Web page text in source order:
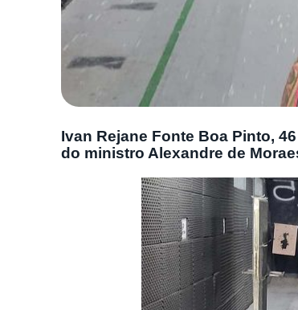
Ivan Rejane Fonte Boa Pinto,
do ministro Alexandre de